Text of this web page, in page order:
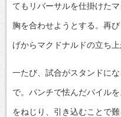
てもリバーサルを仕掛けた
胸を合わせようとする。再
げからマクドナルドの立ち上
一たび、試合がスタンドに
で。パンチで怯んだパイル
をねじり、引き込むことで